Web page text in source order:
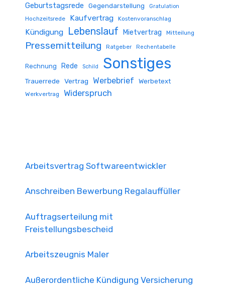
Geburtstagsrede Gegendarstellung Gratulation
Hochzeitsrede Kaufvertrag Kostenvoranschlag
Kündigung Lebenslauf Mietvertrag Mitteilung
Pressemitteilung Ratgeber Rechentabelle
Rechnung Rede Schild Sonstiges
Trauerrede Vertrag Werbebrief Werbetext
Werkvertrag Widerspruch
Arbeitsvertrag Softwareentwickler
Anschreiben Bewerbung Regalauffüller
Auftragserteilung mit
Freistellungsbescheid
Arbeitszeugnis Maler
Außerordentliche Kündigung Versicherung